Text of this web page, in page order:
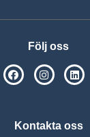
Följ oss
SPSM på
Kontakta oss